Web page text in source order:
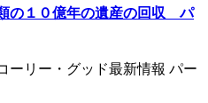
の１０億年の遺産の回収 パ
ーリー・グッド最新情報 パー